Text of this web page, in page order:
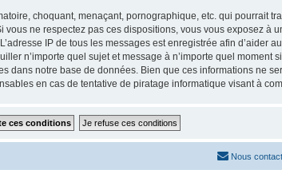
choquant, menaçant, pornographique, etc. qui pourrait
ne respectez pas ces dispositions, vous vous exposez à
IP de tous les messages est enregistrée afin d’aider
n’importe quel sujet et message à n’importe quel moment
notre base de données. Bien que ces informations ne
en cas de tentative de piratage informatique visant à
Nous